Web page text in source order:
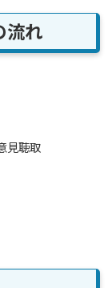
流れ
見聴取